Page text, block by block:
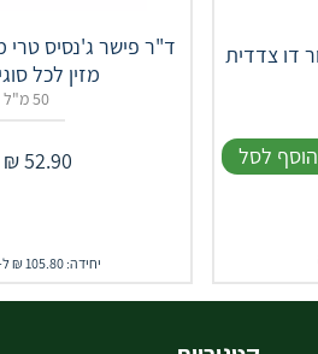
הוסף לסל
ד"ר פישר ג'נסיס טרי
מזין לכל
50 מ"ל
52.90
₪
יחידה: 105.80 ₪ ל-100 מ"ל